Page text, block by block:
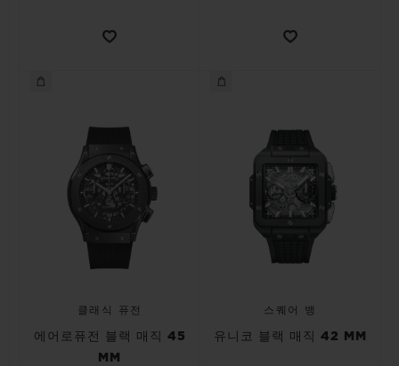
클래식 퓨전
에어로퓨전 블랙 매직 45
MM
스퀘어 뱅
유니코 블랙 매직 42 MM